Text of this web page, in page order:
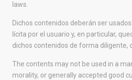
laws.
Dichos contenidos deberán ser
lícita por el usuario y, en particular,
dichos contenidos de forma diligente,
The contents may not be used in a
morality, or generally accepted good